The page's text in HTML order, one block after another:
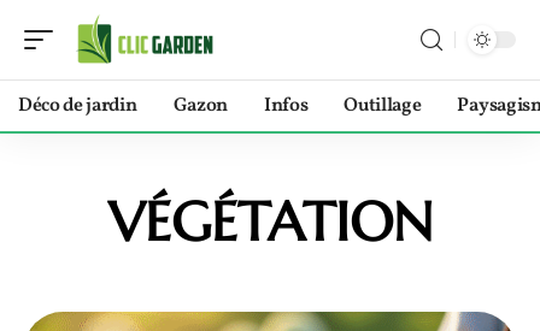
Déco de jardin Gazon Infos Outillage
VÉGÉTATION